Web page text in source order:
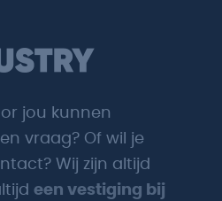
jou kunnen
vraag? Of wil je
Wij zijn altijd
een vestiging bij